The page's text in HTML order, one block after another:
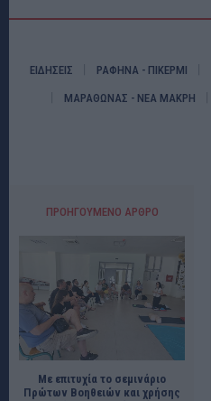
ΕΙΔΗΣΕΙΣ ΡΑΦΗΝΑ - ΠΙΚΕΡΜΙ
ΜΑΡΑΘΩΝΑΣ - ΝΕΑ ΜΑΚΡΗ
ΠΡΟΗΓΟΎΜΕΝΟ ΆΡΘΡΟ
Με επιτυχία το σεμινάριο
Πρώτων Βοηθειών και χρήσης